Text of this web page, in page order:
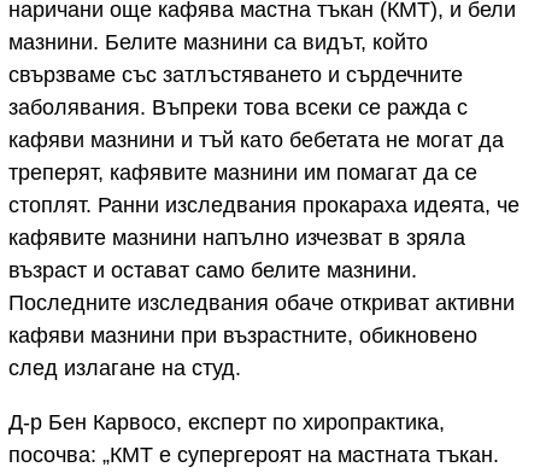
наричани още кафява мастна тъкан (КМТ), и бели
мазнини. Белите мазнини са видът, който
свързваме със затлъстяването и сърдечните
заболявания. Въпреки това всеки се ражда с
кафяви мазнини и тъй като бебетата не могат да
треперят, кафявите мазнини им помагат да се
стоплят. Ранни изследвания прокараха идеята, че
кафявите мазнини напълно изчезват в зряла
възраст и остават само белите мазнини.
Последните изследвания обаче откриват активни
кафяви мазнини при възрастните, обикновено
след излагане на студ.
Д-р Бен Карвосо, експерт по хиропрактика,
посочва: „КМТ е супергероят на мастната тъкан.